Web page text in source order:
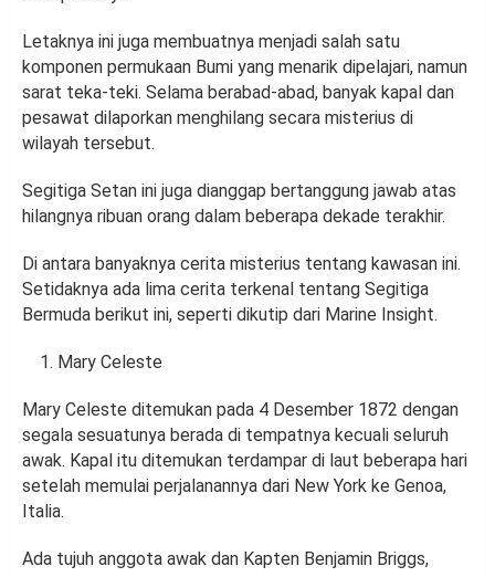
Letaknya ini juga membuatnya menjadi salah satu
komponen permukaan Bumi yang menarik dipelajari, namun
sarat teka-teki. Selama berabad-abad, banyak kapal dan
pesawat dilaporkan menghilang secara misterius di
wilayah tersebut.
Segitiga Setan ini juga dianggap bertanggung jawab atas
hilangnya ribuan orang dalam beberapa dekade terakhir.
Di antara banyaknya cerita misterius tentang kawasan ini.
Setidaknya ada lima cerita terkenal tentang Segitiga
Bermuda berikut ini, seperti dikutip dari Marine Insight.
Mary Celeste
Mary Celeste ditemukan pada 4 Desember 1872 dengan
segala sesuatunya berada di tempatnya kecuali seluruh
awak. Kapal itu ditemukan terdampar di laut beberapa hari
setelah memulai perjalanannya dari New York ke Genoa,
Italia.
Ada tujuh anggota awak dan Kapten Benjamin Briggs,